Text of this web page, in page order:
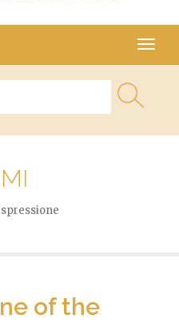
of the